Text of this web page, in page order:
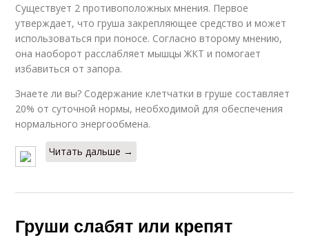
Существует 2 противоположных мнения. Первое
утверждает, что груша закрепляющее средство и может
использоваться при поносе. Согласно второму мнению,
она наоборот расслабляет мышцы ЖКТ и помогает
избавиться от запора.
Знаете ли вы? Содержание клетчатки в груше составляет
20% от суточной нормы, необходимой для обеспечения
нормального энергообмена.
Читать дальше →
Груши слабят или крепят